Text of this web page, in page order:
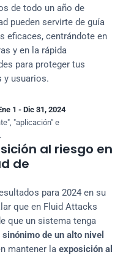
de todo un año de
pueden servirte de guía
eficaces, centrándote en
y en la rápida
para proteger tus
y usuarios.
1 - Dic 31, 2024
"aplicación" e
al riesgo en
de
para 2024 en su
que en Fluid Attacks
de un alto nivel
mantener la exposición al